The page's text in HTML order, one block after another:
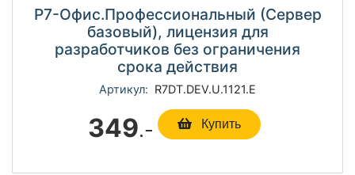
Р7-Офис.Профессиональный (Сервер
базовый), лицензия для
разработчиков без ограничения
срока действия
Артикул: R7DT.DEV.U.1121.E
349.- Купить